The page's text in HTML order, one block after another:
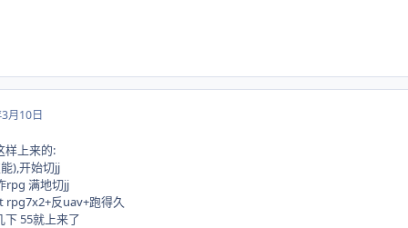
月10日
上来的:
),开始切jj
rpg 满地切jj
rpg7x2+反uav+跑得久
55就上来了